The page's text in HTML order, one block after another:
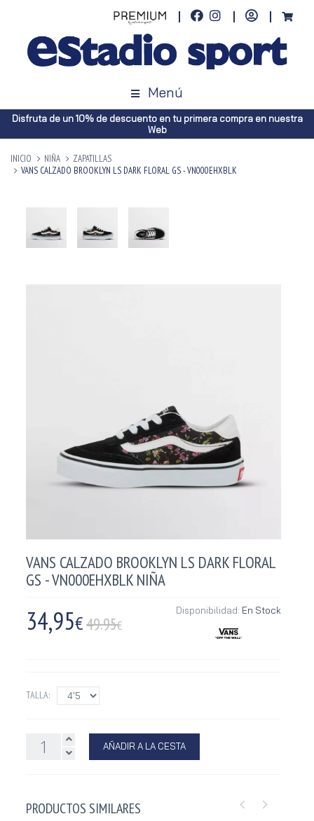
Menú
Disfruta de un 10% de descuento en tu primera compra en nuestra
Web
INICIO NIÑA
ZAPATILLAS
VANS CALZADO BROOKLYN LS DARK FLORAL GS - VN000EHXBLK
VANS CALZADO BROOKLYN LS DARK FLORAL
GS - VN000EHXBLK NIÑA
34,95€49.95€
Disponibilidad: En Stock
TALLA:
AÑADIR A LA CESTA
PRODUCTOS SIMILARES